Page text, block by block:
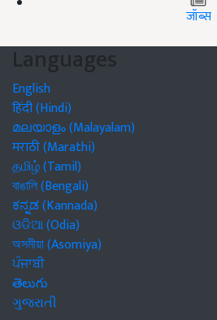
जॉब्स
Languages
English
हिंदी (Hindi)
മലയാളം (Malayalam)
मराठी (Marathi)
தமிழ் (Tamil)
বাঙালি (Bengali)
ಕನ್ನಡ (Kannada)
ଓଡିଆ (Odia)
অসমীয়া (Asomiya)
ਪੰਜਾਬੀ
తెలుగు
ગુજરાતી